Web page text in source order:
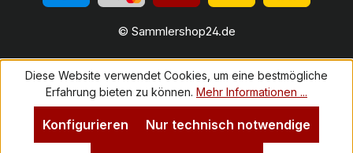
© Sammlershop24.de
Diese Website verwendet Cookies, um eine bestmögliche
Erfahrung bieten zu können. Mehr Informationen ...
Nur technisch notwendige
Konfigurieren